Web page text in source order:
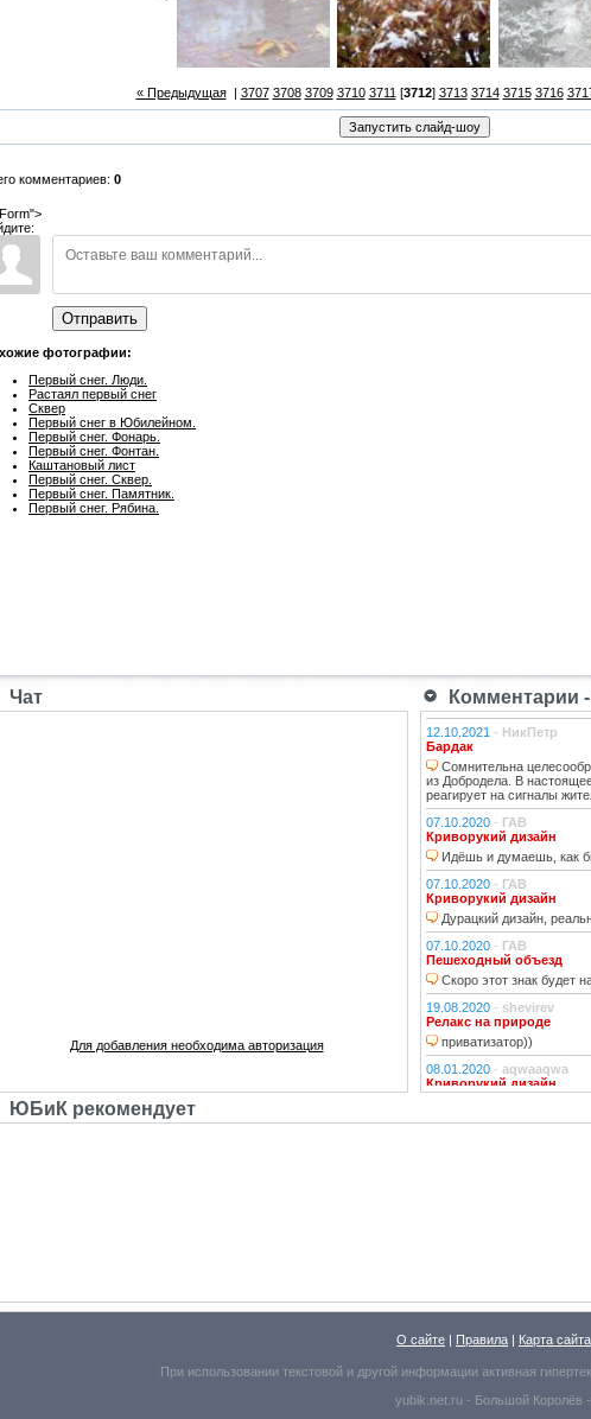
« Предыдущая| 3707 3708 3709 3710 3711 [3712] 3713 3714 3715 3716
комментариев: 0
Отправить
фотографии:
Первый снег. Люди.
Растаял первый снег
Сквер
Первый снег в Юбилейном.
Первый снег. Фонарь.
Первый снег. Фонтан.
Каштановый лист
Первый снег. Сквер.
Первый снег. Памятник.
Первый снег. Рябина.
Чат Комментарии
Для добавления необходима авторизация
12.10.2021 - НикПетр
Бардак
Сомнительна
из Добродела. В
реагирует на сигналы
07.10.2020 - ГАВ
Криворукий дизайн
Идёшь и думаешь, как
07.10.2020 - ГАВ
Криворукий дизайн
Дурацкий дизайн,
07.10.2020 - ГАВ
Пешеходный объезд
Скоро этот знак будет
19.08.2020 - shevirev
Релакс на природе
приватизатор))
08.01.2020 - aqwaaqwa
Криворукий дизайн
По предпросмотру фото
Надо же, какое место для
25.10.2018 - l_yu
ЮБиК рекомендует
О сайте | Правила | Карта сайта
При использовании текстовой и другой информации активная
yubik.net.ru - Большой Королёв